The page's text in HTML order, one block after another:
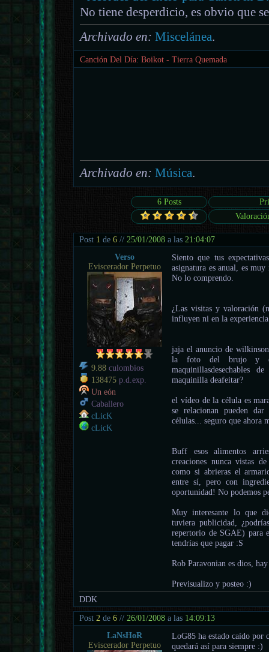
No tiene desperdicio, es obvio que
Archivado en: Miscelánea.
Canción Del Día: Boikot - Tierra Quemada
Archivado en: Música.
6 Posts
Post 1 de6 //25/01/2008 a las21:04:07
Verso
Eviscerador Perpetuo
9.88 culombios
138475 p.d.exp.
Un eón
Caballero
cLicK
cLicK
Siento que tus
asignatura es anual, es
No lo comprendo.
¿Las visitas y valoración
influyen ni en la
jaja el anuncio de
la foto del brujo y el
maquinillasdesechables
maquinilla deafeitar?
el vídeo de la célula es
se relacionan pueden
células... seguro que ahora
Buff esos alimentos
creaciones nunca vistas
como si abrieras el
entre sí, pero con
oportunidad! No podemos
Muy interesante lo que
tuviera publicidad,
repertorio de SGAE) para
tendrías que pagar :S
Rob Paravonian es dios,
Previsualizo y posteo :)
DDK
Post2 de6 //26/01/2008 a las 14:09:13
LaNsHoR
Eviscerador Perpetuo
LoG85 ha estado caído por
quedará así para siempre :)